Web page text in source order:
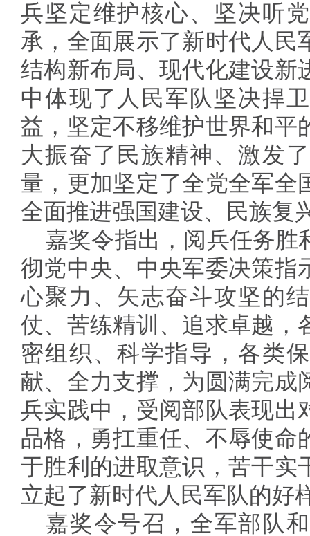
兵坚定维护核心、坚决听
承，全面展示了新时代人民
结构新布局、现代化建设新
中体现了人民军队坚决捍
益，坚定不移维护世界和平
大振奋了民族精神、激发
量，更加坚定了全党全军全
全面推进强国建设、民族复
嘉奖令指出，阅兵任务胜
彻党中央、中央军委决策指
心聚力、矢志奋斗攻坚的
仗、苦练精训、追求卓越，
密组织、科学指导，各类
献、全力支撑，为圆满完成
兵实践中，受阅部队表现出
品格，勇扛重任、不辱使命
于胜利的进取意识，苦干实
立起了新时代人民军队的好
嘉奖令号召，全军部队